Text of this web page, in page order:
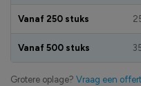
Vanaf 250 stuks
Vanaf 500 stuks
Grotere oplage? Vraag een